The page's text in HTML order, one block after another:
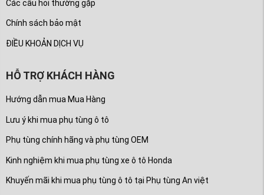
Các câu hỏi thường gặp
Chính sách bảo mật
ĐIỀU KHOẢN DỊCH VỤ
HỖ TRỢ KHÁCH HÀNG
Hướng dẫn mua Mua Hàng
Lưu ý khi mua phụ tùng ô tô
Phụ tùng chính hãng và phụ tùng OEM
Kinh nghiệm khi mua phụ tùng xe ô tô Honda
Khuyến mãi khi mua phụ tùng ô tô tại Phụ tùng An việt